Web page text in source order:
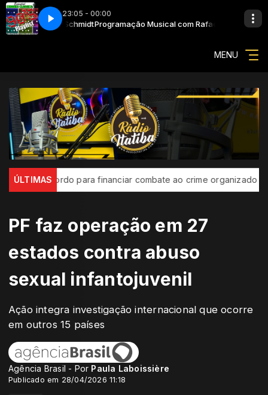
23:05 - 00:00
Rafael SchmidtProgramação Musical com Rafael Schmidt
Rob Thomas) Santana - Smooth (feat. Rob Thomas)
MENU
ÚLTIMAS
acordo para financiar combate ao crime organizado
PF faz operação em 27
estados contra abuso
sexual infantojuvenil
Ação integra investigação internacional que ocorre
em outros 15 países
Agência Brasil - Por Paula Laboissière
Publicado em 28/04/2026 11:18